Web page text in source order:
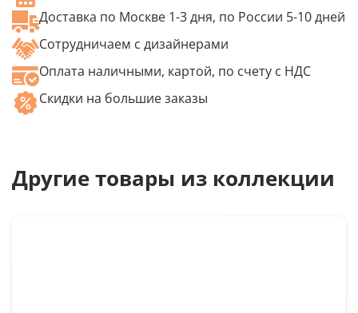
Доставка по Москве 1-3 дня, по России 5-10 дней
Сотрудничаем с дизайнерами
Оплата наличными, картой, по счету с НДС
Скидки на большие заказы
Другие товары из коллекции